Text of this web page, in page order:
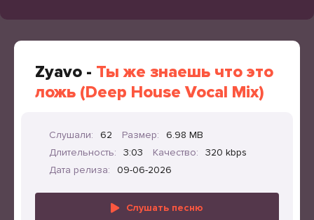
Zyavo - Ты же знаешь что это
ложь (Deep House Vocal Mix)
Слушали: 62 Размер:
6.98 MB
Длительность:
3:03 Качество:
320 kbps
Дата релиза:
09-06-2026
Слушать песню